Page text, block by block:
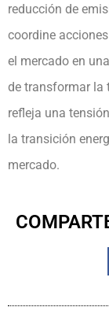
reducción de
coordine
el mercado en
de transformar la
refleja una
la transición
mercado.